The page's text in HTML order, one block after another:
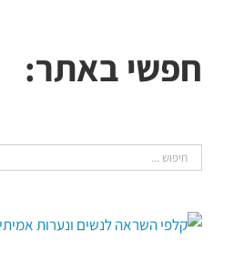
חפשי באתר:
חיפוש...